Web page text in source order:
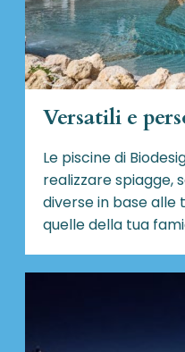
Versatili e
Le piscine di
realizzare spiagge,
diverse in base alle
quelle della tua